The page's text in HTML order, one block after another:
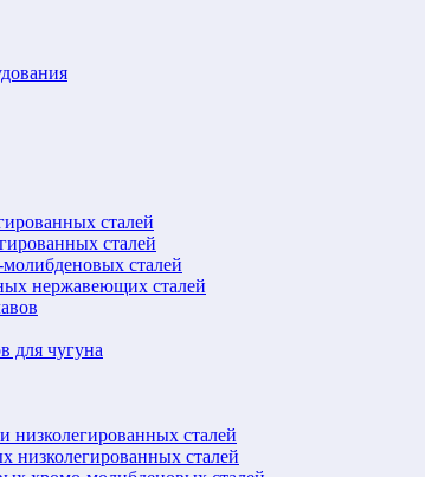
сталей
сталей
сталей
нержавеющих сталей
для чугуна
низколегированных сталей
низколегированных сталей